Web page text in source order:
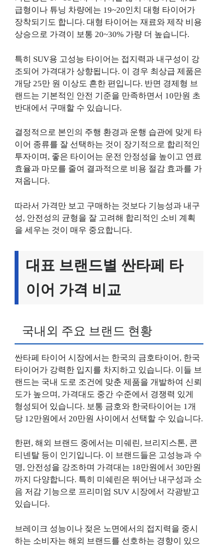
급형이나 튜닝 차량에는 19~20인치 대형 타이어가
장착되기도 합니다. 대형 타이어는 재료와 제작 비용
상승으로 가격이 보통 20~30% 가량 더 높습니다.
특히 SUV용 고성능 타이어는 접지력과 내구성이 강
조되어 가격대가 상향됩니다. 이 경우 최상급 제품은
개당 25만 원 이상도 흔한 편입니다. 반면 경제형 브
랜드는 기본적인 안전 기준을 만족하면서 10만원 초
반대에서 구매할 수 있습니다.
결정적으로 본인의 주행 환경과 운행 습관에 맞게 타
이어 종류를 잘 선택하는 것이 장기적으로 합리적인
투자이며, 좋은 타이어는 운전 안정성을 높이고 연료
효율과 마모를 줄여 결과적으로 비용 절감 효과를 가
져옵니다.
따라서 가격만 보고 구매하는 것보다 기능성과 내구
성, 안전성의 균형을 잘 고려해 합리적인 소비 계획
을 세우는 것이 매우 중요합니다.
대표 브랜드별 싼타페 타
이어 가격 비교
국내외 주요 브랜드 현황
싼타페 타이어 시장에서는 한국의 금호타이어, 한국
타이어가 강력한 입지를 차지하고 있습니다. 이들 브
랜드는 국내 도로 조건에 맞춘 제품을 개발하여 신뢰
도가 높으며, 가격대도 중간 수준에서 경쟁력 있게
형성되어 있습니다. 보통 금호와 한국타이어는 1개
당 12만원에서 20만원 사이에서 선택할 수 있습니다.
한편, 해외 브랜드 중에서는 미쉐린, 브리지스톤, 콘
티넨탈 등이 인기입니다. 이 브랜드들은 고성능과 수
명, 안전성을 강조하며 가격대는 18만원에서 30만원
까지 다양합니다. 특히 미쉐린은 뛰어난 내구성과 소
음 저감 기능으로 프리미엄 SUV 시장에서 각광받고
있습니다.
브레이크 성능이나 젖은 노면에서의 접지력을 중시
하는 소비자는 해외 브랜드를 선호하는 경향이 있으